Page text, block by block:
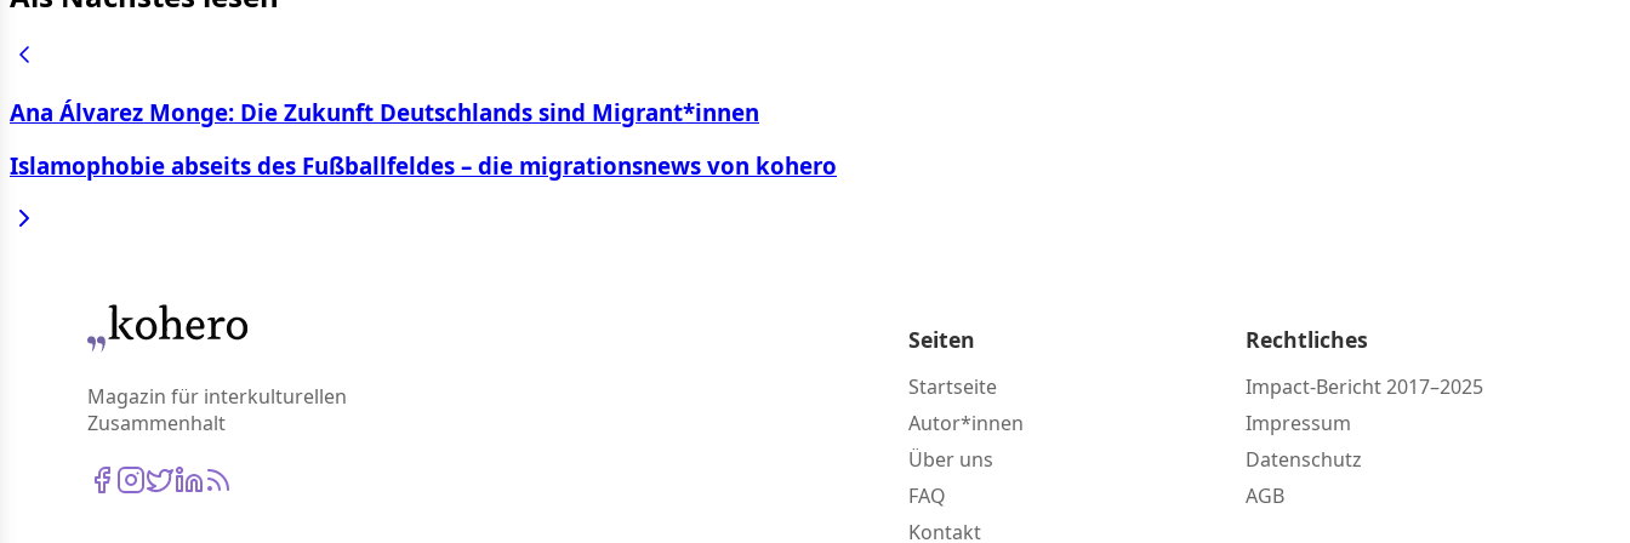
Ana Álvarez Monge: Die Zukunft Deutschlands sind Migrant*innen
Islamophobie abseits des Fußballfeldes – die migrationsnews von kohero
Magazin für interkulturellen
Zusammenhalt
Seiten
Startseite
Autor*innen
Über uns
FAQ
Kontakt
Rechtliches
Impact-Bericht 2017–2025
Impressum
Datenschutz
AGB